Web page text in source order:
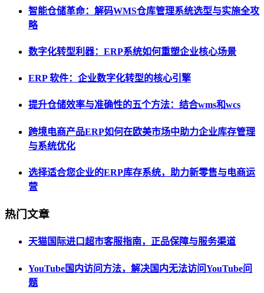
智能仓储革命：解码WMS仓库管理系统选型与实施全攻
略
数字化转型利器：ERP系统如何重塑企业核心场景
ERP 软件：企业数字化转型的核心引擎
提升仓储效率与准确性的五个方法：结合wms和wcs
跨境电商产品ERP如何在欧美市场中助力企业库存管理
与系统优化
选择适合您企业的ERP库存系统，助力新零售与电商运
营
热门文章
天猫国际进口超市客服指南，正品保障与服务渠道
YouTube国内访问方法，解决国内无法访问YouTube问
题